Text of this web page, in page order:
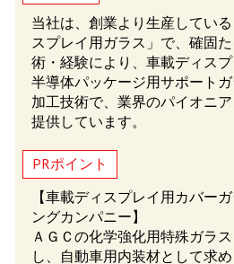
当社は、創業より生産してい
スプレイ用ガラス」で、確固
術・経験により、車載ディス
半導体パッケージ用サポート
加工技術で、業界のパイオニ
提供しています。
PRポイント
【車載ディスプレイ用カバー
ングカンパニー】
ＡＧＣの化学強化用特殊ガラ
し、自動車用内装材として求